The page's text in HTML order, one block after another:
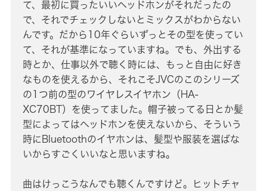
て、最初に買ったいいヘッドホンがそれだったの
で、それでチェックしないとミックスがわからない
んです。だから10年ぐらいずっとその型を使ってい
て、それが基準になっていますね。でも、外出する
時とか、仕事以外で聴く時には、もっと自由に好き
なものを使えるから、それこそJVCのこのシリーズ
の1つ前の型のワイヤレスイヤホン（HA-
XC70BT）を使ってました。帽子被ってる日とか髪
型によってはヘッドホンを使えないから、そういう
時にBluetoothのイヤホンは、髪型や服装を選ばな
いからすごくいいなと思いますね。
曲はけっこうなんでも聴くんですけど。ヒットチャ